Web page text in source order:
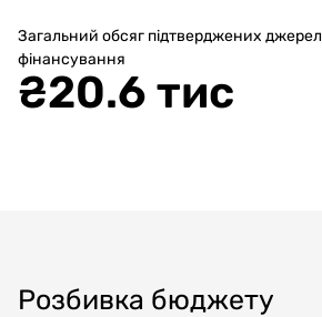
Загальний обсяг підтверджених джерел
фінансування
₴20.6 тис
Розбивка бюджету